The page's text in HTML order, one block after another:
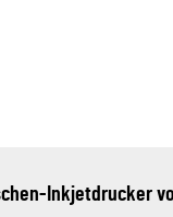
Inkjetdrucker